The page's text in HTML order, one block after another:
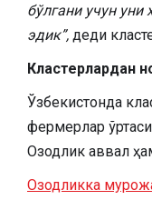
бўлгани учун уни
эдик”, деди
Кластерлардан
Ўзбекистонда
фермерлар
Озодлик аввал
Озодликка